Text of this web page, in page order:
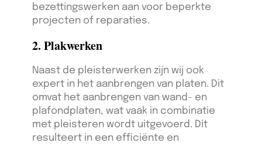
bezettingswerken aan voor beperkte
projecten of reparaties.
2. Plakwerken
Naast de pleisterwerken zijn wij ook
expert in het aanbrengen van platen. Dit
omvat het aanbrengen van wand- en
plafondplaten, wat vaak in combinatie
met pleisteren wordt uitgevoerd. Dit
resulteert in een efficiënte en